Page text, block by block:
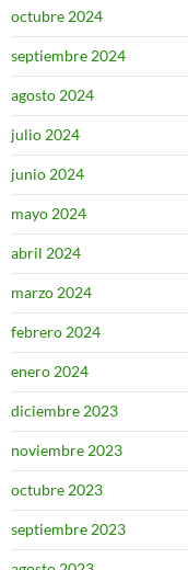
octubre 2024
septiembre 2024
agosto 2024
julio 2024
junio 2024
mayo 2024
abril 2024
marzo 2024
febrero 2024
enero 2024
diciembre 2023
noviembre 2023
octubre 2023
septiembre 2023